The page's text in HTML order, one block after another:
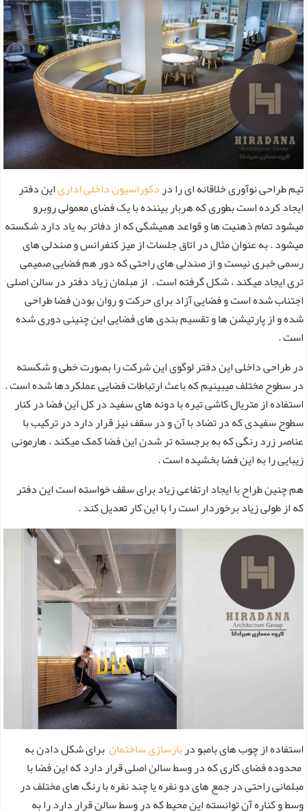
تیم طراحی نوآوری خلاقانه ای را دردکوراسیون داخلی اداریاین دفتر
ایجاد کرده است بطوری که هربار بیننده با یک فضای معمولی روبرو
میشود تمام ذهنیت ها و قواعد همیشگی که از دفاتر به یاد دارد شکسته
میشود . به عنوان مثال در اتاق جلسات از میز کنفرانس و صندلی های
رسمی خبری نیست و از صندلی های راحتی که دور هم فضایی صمیمی
تری ایجاد میکند ، شکل گرفته است . از مبلمان زیاد دفتر در سالن اصلی
اجتناب شده است و فضایی آزاد برای حرکت و روان بودن فضا طراحی
شده و از پارتیشن ها و تقسیم بندی های فضایی این چنینی دوری شده
است .
در طراحی داخلی این دفتر لوگوی این شرکت را بصورت خطی و شکسته
در سطوح مختلف میبینیم که باعث ارتباطات فضایی عملکردها شده است .
استفاده از متریال کاشی تیره با دونه های سفید در کل این فضا در کنار
سطوح سفیدی که در تضاد با آن و در سقف نیز قرار دارد در ترکیب با
عناصر زرد رنگی که به برجسته تر شدن این فضا کمک میکند ، هارمونی
زیبایی را به این فضا بخشیده است .
هم چنین طراح با ایجاد ارتفاعی زیاد برای سقف خواسته است این دفتر
که از طولی زیاد برخوردار است را با این کار تعدیل کند .
استفاده از چوب های بامبو دربازسازی ساختمانبرای شکل دادن به
محدوده فضای کاری که در وسط سالن اصلی قرار دارد که این فضا با
مبلمانی راحتی در جمع های دو نفره یا چند نفره با رنگ های مختلف در
وسط و کناره آن توانسته این محیط که در وسط سالن قرار دارد را به